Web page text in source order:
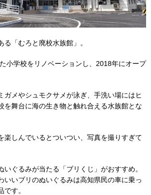
「むろと廃校水族館」。
小学校をリノベーションし、2018年にオープ
ガメやシュモクサメが泳ぎ、手洗い場にはヒ
を舞台に海の生き物と触れ合える水族館とな
楽しんでいるとついつい、写真を撮りすぎて
いぐるみが当たる「ブリくじ」がおすすめ。
いいブリのぬいぐるみは高知県民の車に乗っ
す。